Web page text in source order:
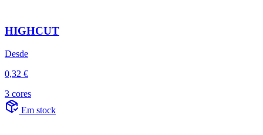
HIGHCUT
Desde
0,32 €
3 cores
Em stock